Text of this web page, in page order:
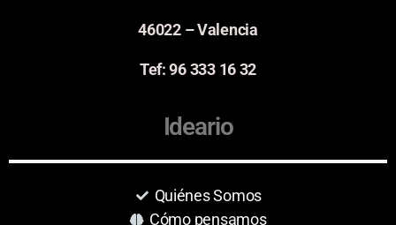
46022 – Valencia
Tef: 96 333 16 32
Ideario
Quiénes Somos
Cómo pensamos